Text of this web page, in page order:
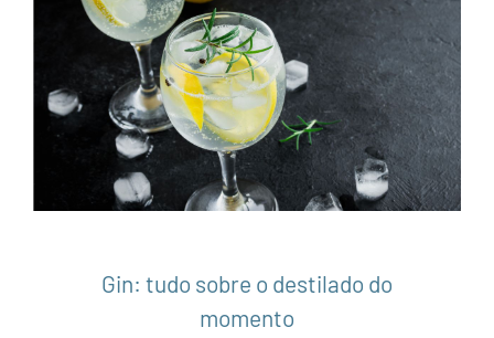
Gin: tudo sobre o destilado do momento
Gastronomia Notícias
Gin: tudo sobre o destilado do
momento